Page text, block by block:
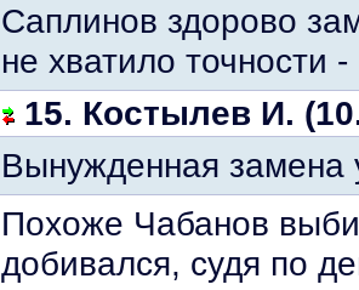
Саплинов здорово
не хватило точности
15. Костылев И.
Вынужденная замена
Похоже Чабанов
добивался, судя по